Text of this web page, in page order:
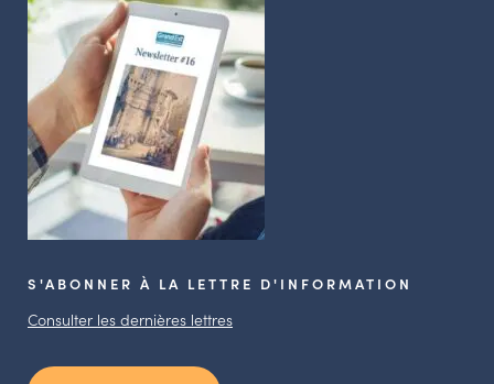
S'ABONNER À LA LETTRE D'INFORMATION
Consulter les dernières lettres